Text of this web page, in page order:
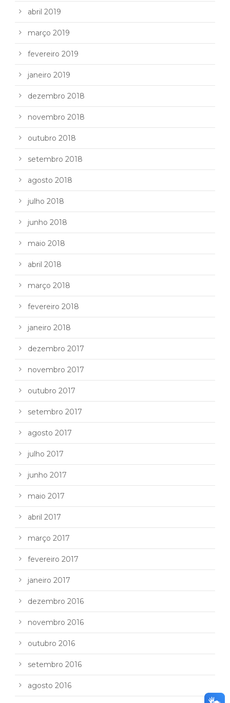
abril 2019
março 2019
fevereiro 2019
janeiro 2019
dezembro 2018
novembro 2018
outubro 2018
setembro 2018
agosto 2018
julho 2018
junho 2018
maio 2018
abril 2018
março 2018
fevereiro 2018
janeiro 2018
dezembro 2017
novembro 2017
outubro 2017
setembro 2017
agosto 2017
julho 2017
junho 2017
maio 2017
abril 2017
março 2017
fevereiro 2017
janeiro 2017
dezembro 2016
novembro 2016
outubro 2016
setembro 2016
agosto 2016